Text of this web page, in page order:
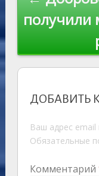
получили
ДОБАВИТЬ
Ваш адрес email
Обязательные
Комментарий